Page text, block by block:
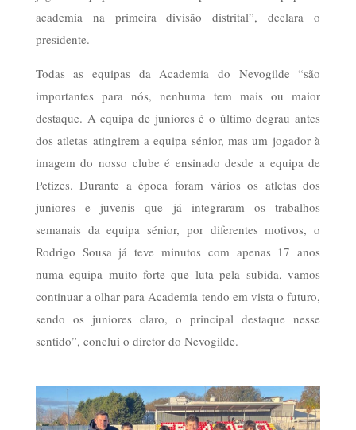
academia na primeira divisão distrital”, declara o
presidente.
Todas as equipas da Academia do Nevogilde “são
importantes para nós, nenhuma tem mais ou maior
destaque. A equipa de juniores é o último degrau antes
dos atletas atingirem a equipa sénior, mas um jogador à
imagem do nosso clube é ensinado desde a equipa de
Petizes. Durante a época foram vários os atletas dos
juniores e juvenis que já integraram os trabalhos
semanais da equipa sénior, por diferentes motivos, o
Rodrigo Sousa já teve minutos com apenas 17 anos
numa equipa muito forte que luta pela subida, vamos
continuar a olhar para Academia tendo em vista o futuro,
sendo os juniores claro, o principal destaque nesse
sentido”, conclui o diretor do Nevogilde.